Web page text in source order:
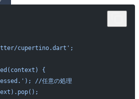
cupertino.dart';
{
//任意の処理